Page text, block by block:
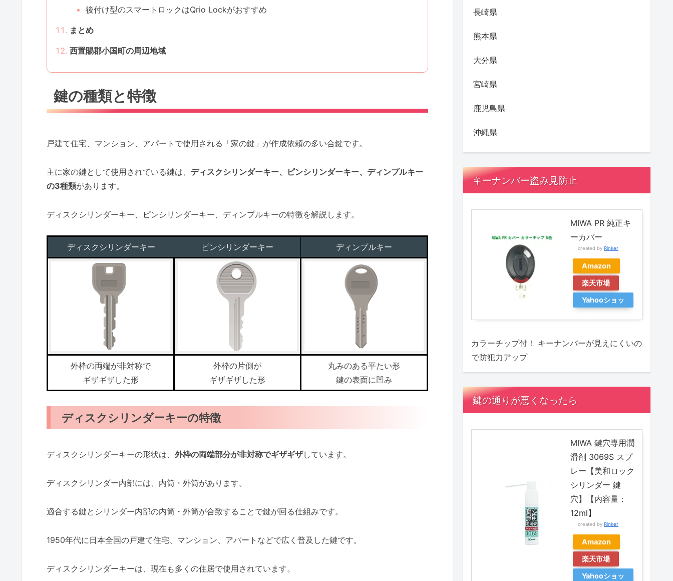
後付け型のスマートロックはQrio Lockがおすすめ
まとめ
西置賜郡小国町の周辺地域
鍵の種類と特徴
戸建て住宅、マンション、アパートで使用される「家の鍵」が作成依頼の多い合鍵です。
主に家の鍵として使用されている鍵は、 ディスクシリンダーキー、ピンシリンダーキー、ディンプルキー
の3種類があります。
ディスクシリンダーキー、ピンシリンダーキー、ディンプルキーの特徴を解説します。
ディスクシリンダーキー ピンシリンダーキー ディンプルキー
外枠の両端が非対称で
ギザギザした形
外枠の片側が
ギザギザした形
丸みのある平たい形
鍵の表面に凹み
ディスクシリンダーキーの特徴
ディスクシリンダーキーの形状は、 外枠の両端部分が非対称でギザギザしています。
ディスクシリンダー内部には、内筒・外筒があります。
適合する鍵とシリンダー内部の内筒・外筒が合致することで鍵が回る仕組みです。
1950年代に日本全国の戸建て住宅、マンション、アパートなどで広く普及した鍵です。
ディスクシリンダーキーは、現在も多くの住居で使用されています。
長崎県
熊本県
大分県
宮崎県
鹿児島県
沖縄県
キーナンバー盗み見防止
MIWA PR 純正キ
ーカバー
created by Rinker
Amazon
楽天市場
Yahooショッ
カラーチップ付！ キーナンバーが見えにくいの
で防犯力アップ
鍵の通りが悪くなったら
MIWA 鍵穴専用潤
滑剤 3069S スプ
レー【美和ロック
シリンダー 鍵
穴】【内容量：
12ml】
created by Rinker
Amazon
楽天市場
Yahooショッ